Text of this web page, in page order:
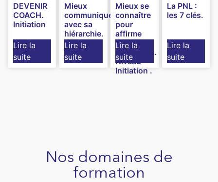
DEVENIR
COACH.
Initiation
Lire la
suite
Mieux
communiquer
avec sa
hiérarchie.
Niveau
Initiation.
Lire la
suite
Mieux se
connaître
pour
affirme
son
leadership.
Niveau
Initiation .
Lire la
suite
La PNL :
les 7 clés.
Lire la
suite
Nos domaines de
formation